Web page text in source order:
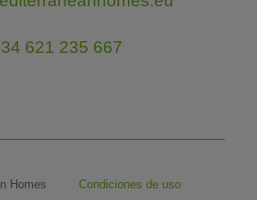
621 235 667
Homes Condiciones de uso